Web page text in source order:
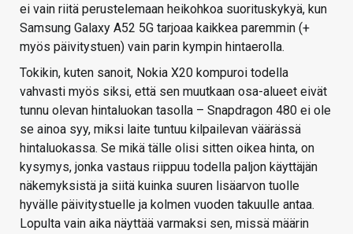
ei vain riitä perustelemaan heikohkoa suorituskykyä, kun
Samsung Galaxy A52 5G tarjoaa kaikkea paremmin (+
myös päivitystuen) vain parin kympin hintaerolla.
Tokikin, kuten sanoit, Nokia X20 kompuroi todella
vahvasti myös siksi, että sen muutkaan osa-alueet eivät
tunnu olevan hintaluokan tasolla – Snapdragon 480 ei ole
se ainoa syy, miksi laite tuntuu kilpailevan väärässä
hintaluokassa. Se mikä tälle olisi sitten oikea hinta, on
kysymys, jonka vastaus riippuu todella paljon käyttäjän
näkemyksistä ja siitä kuinka suuren lisäarvon tuolle
hyvälle päivitystuelle ja kolmen vuoden takuulle antaa.
Lopulta vain aika näyttää varmaksi sen, missä määrin